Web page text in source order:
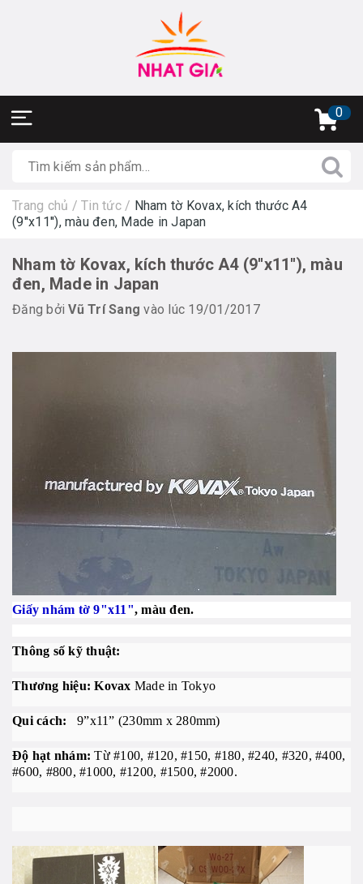
0
Trang chủ / Tin tức / Nham tờ Kovax, kích thước A4
(9''x11''), màu đen, Made in Japan
Nham tờ Kovax, kích thước A4 (9''x11''), màu
đen, Made in Japan
Đăng bởiVũ Trí Sang vào lúc 19/01/2017
Giấy nhám tờ 9"x11", màu đen.
Thông số kỹ thuật:
Thương hiệu: Kovax Made in Tokyo
Qui cách: 9”x11” (230mm x 280mm)
Độ hạt nhám: Từ #100, #120, #150, #180, #240, #320, #400,
#600, #800, #1000, #1200, #1500, #2000.